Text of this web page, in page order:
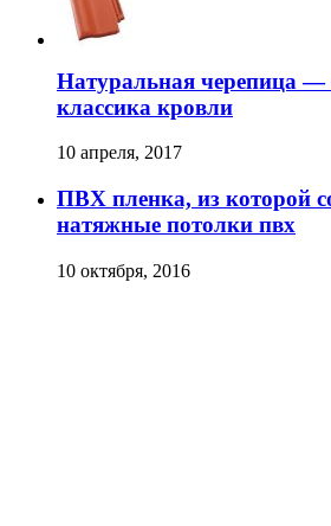
Натуральная черепица —
классика кровли
10 апреля, 2017
ПВХ пленка, из которой
натяжные потолки пвх
10 октября, 2016